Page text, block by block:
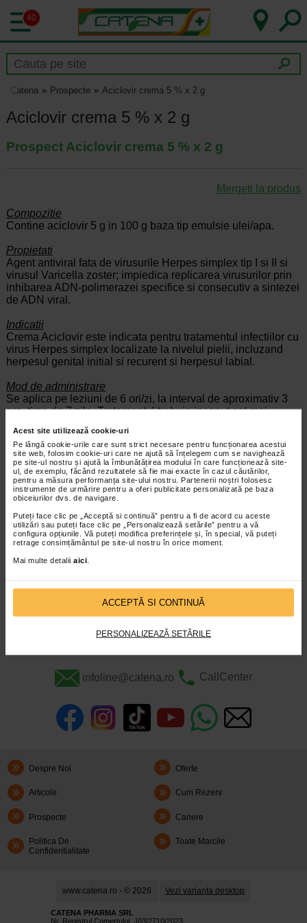
Acest site utilizează cookie-uri
Pe lângă cookie-urile care sunt strict necesare pentru funcționarea acestui
site web, folosim cookie-uri care ne ajută să înțelegem cum se navighează
pe site-ul nostru și ajută la îmbunătățirea modului în care funcționează site-
ul, de exemplu, făcând rezultatele să fie mai exacte în cazul căutărilor,
pentru a măsura performanța site-ului nostru. Partenerii noștri folosesc
instrumente de urmărire pentru a oferi publicitate personalizată pe baza
obiceiurilor dvs. de navigare.
Puteți face clic pe „Acceptă si continuă” pentru a fi de acord cu aceste
utilizări sau puteți face clic pe „Personalizează setările” pentru a vă
configura opțiunile. Vă puteți modifica preferințele și, în special, vă puteți
retrage consimțământul pe site-ul nostru în orice moment.
Mai multe detalii aici
ACCEPTĂ SI CONTINUĂ
PERSONALIZEAZĂ SETĂRILE
40
Catena Prospecte Aciclovir crema 5 % x 2 g
Aciclovir crema 5 % x 2 g
Prospect Aciclovir crema 5 % x 2 g
Mergeti la produs
Compozitie
Contine aciclovir 5 g in 100 g baza tip emulsie ulei/apa.
Propietati
Agent antiviral fata de virusurile Herpes simplex tip I si II si
virusul Varicella zoster; impiedica replicarea virusurilor prin
inhibarea ADN-polimerazei specifice si consecutiv a sintezei
de ADN viral.
Indicatii
Crema Aciclovir este indicata pentru tratamentul infectiilor cu
virus Herpes simplex localizate la nivelul pielii, incluzand
herpesul genital initial si recurent si herpesul labial.
Mod de administrare
Se aplica pe leziuni de 6 ori/zi, la interval de aproximativ 3
ore, timp de 7 zile. Tratamentul trebuie inceput cat mai
recurente tratamentul trebuie sa inceapa de preferat in timpul
perioadei sau cand apar primele leziuni.
Contraindicatii
Hipersensibilitate la substanta activa sau propilenglicol.
Nu se recomanda aplicarea cremei Aciclovir pe mucoasa
orala, vaginala sau conjunctivala. Trebuie acordata o atentie
deosebita pentru a evita introducerea accidentala in ochi.
Dupa aplicarea cremei pot aparea senzatii de arsura sau
intepaturi trecatoare, eritem, prurit, uscarea si descuamarea
usoara a pielii.
Inapoi la prospecte
infoline@catena.ro CallCenter
Despre Noi Oferte
Articole Cum Rezerv
Prospecte Cariere
Politica De
Confidentialitate
Toate Marcile
www.catena.ro - © 2026 Vezi varianta desktop
CATENA PHARMA SRL
Nr. Registrul Comerţului: J03/2710/2023